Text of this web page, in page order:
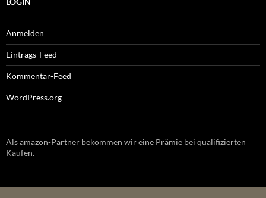
Anmelden
Eintrags-Feed
Kommentar-Feed
WordPress.org
Als amazon-Partner bekommen wir eine Prämie bei qualifizierten
Käufen.